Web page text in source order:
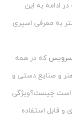
ادامه به این
به معرفی اسپری
سرویس که در همه
و صنایع دستی و
است چیست؟ویژگی
و قابل استفاده